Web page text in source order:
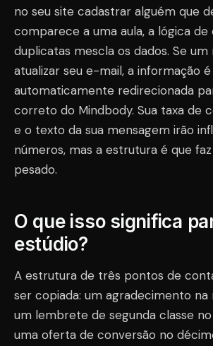
no seu site cadastrar alguém que
comparece a uma aula, a lógica
duplicatas mescla os dados. Se
atualizar seu e-mail, a informação é
automaticamente redirecionada
correto do Mindbody. Sua taxa de
e o texto da sua mensagem irão
números, mas a estrutura é que
pesado.
O que isso significa
estúdio?
A estrutura de três pontos de
ser copiada: um agradecimento na
um lembrete de segunda classe
uma oferta de conversão no